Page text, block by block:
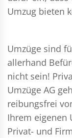
Umzug bieten
Umzüge sind
allerhand
nicht sein!
Umzüge AG
reibungsfrei
Ihrem eigenen
Privat- und